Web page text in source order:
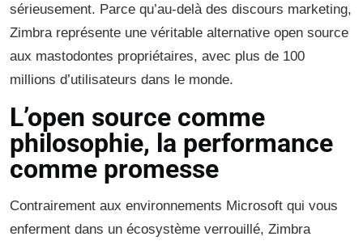
sérieusement. Parce qu’au-delà des discours marketing,
Zimbra représente une véritable alternative open source
aux mastodontes propriétaires, avec plus de 100
millions d’utilisateurs dans le monde.
L’open source comme
philosophie, la performance
comme promesse
Contrairement aux environnements Microsoft qui vous
enferment dans un écosystème verrouillé, Zimbra